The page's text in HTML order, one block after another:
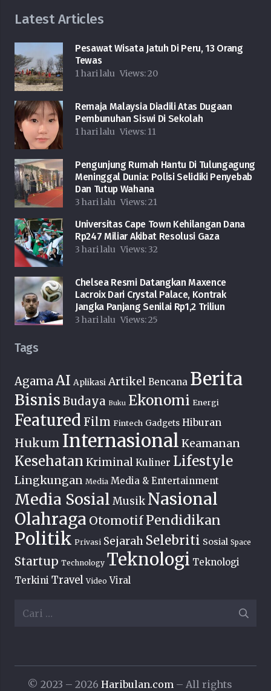
Latest Articles
Pesawat Wisata Jatuh Di Peru, 13 Orang
Tewas
1 hari lalu Views:20
Remaja Malaysia Diadili Atas Dugaan
Pembunuhan Siswi Di Sekolah
1 hari lalu Views: 11
Pengunjung Rumah Hantu Di Tulungagung
Meninggal Dunia: Polisi Selidiki Penyebab
Dan Tutup Wahana
3 hari lalu Views:21
Universitas Cape Town Kehilangan Dana
Rp247 Miliar Akibat Resolusi Gaza
3 hari lalu Views: 32
Chelsea Resmi Datangkan Maxence
Lacroix Dari Crystal Palace, Kontrak
Jangka Panjang Senilai Rp1,2 Triliun
3 hari lalu Views:25
Tags
AgamaAI Aplikasi Artikel Bencana Berita
Bisnis Budaya Buku Ekonomi Energi
Featured Film Fintech Gadgets Hiburan
Hukum Internasional Keamanan
Kesehatan Kriminal Kuliner Lifestyle
Lingkungan Media Media & Entertainment
Media Sosial Musik Nasional
Olahraga Otomotif Pendidikan
Politik Privasi Sejarah Selebriti Sosial Space
Startup Technology Teknologi Teknologi
Terkini Travel Video Viral
Cari
© 2023 – 2026 Haribulan.com – All rights